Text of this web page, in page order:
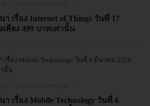
เรื่อง Internet of Things วันที่ 17
พียง 499 บาทเท่านั้น
เรื่อง Mobile Technology วันที่ 6